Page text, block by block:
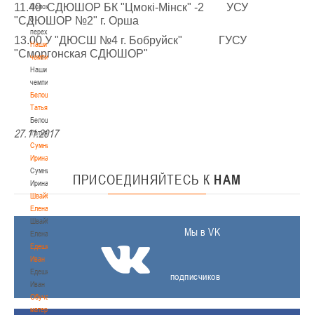
Положение
о
переходах
Наши
чемпионы
Наши
чемпионы
Белошапко
Татьяна
Белошапко
Татьяна
Сумникова
Ирина
Сумникова
Ирина
Швайбович
Елена
Швайбович
Елена
Едешко
Иван
Едешко
Иван
Обучающие
материалы
11.40 СДЮШОР БК "Цмокi-Мiнск" -2 УСУ
"СДЮШОР №2" г. Орша
13.00 У "ДЮСШ №4 г. Бобруйск" ГУСУ
"Сморгонская СДЮШОР"
27.11.2017
ПРИСОЕДИНЯЙТЕСЬ К НАМ
Мы в VK
подписчиков